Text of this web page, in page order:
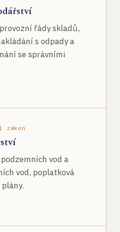
řády skladů,
s odpady a
se správními
zákon
vod a
vod, poplatková